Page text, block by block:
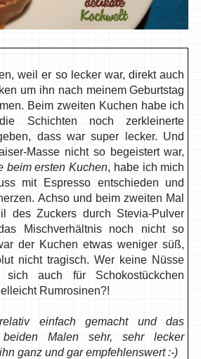
weil er so lecker war, direkt auch
um ihn nach meinem Geburtstag
Beim zweiten Kuchen habe ich
Schichten noch zerkleinerte
dass war super lecker. Und
Masse nicht so begeistert war,
beim ersten Kuchen, habe ich mich
mit Espresso entschieden und
Achso und beim zweiten Mal
des Zuckers durch Stevia-Pulver
Mischverhältnis noch nicht so
der Kuchen etwas weniger süß,
nicht tragisch. Wer keine Nüsse
auch für Schokostückchen
Rumrosinen?!
einfach gemacht und das
Malen sehr, sehr lecker
ganz und gar empfehlenswert :-)